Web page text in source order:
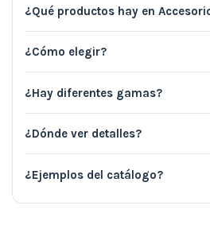
¿Qué productos hay en
¿Cómo elegir?
¿Hay diferentes gamas?
¿Dónde ver detalles?
¿Ejemplos del catálogo?